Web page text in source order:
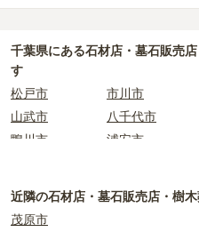
なぜなら供養の種類ごとに、依
例えば、墓石のお墓で供養をし
店」、お墓の後継ぎに心配があ
ている「納骨堂販売業者」「寺
もしどのような供養方法やお墓
また、ライフドットにご相談い
方針や考え」「立地（通いやす
切です。
長年にわたってご先祖様を供養
すめします。
しかし、寺院に関する情報は公
ご自身で現地に行って確かめる
を情報発信しています。
初めての寺院墓地選びに不安が
千葉県にある石材店・墓石販売
す
松戸市
市川市
山武市
八千代市
鴨川市
浦安市
近隣の石材店・墓石販売店・樹
茂原市